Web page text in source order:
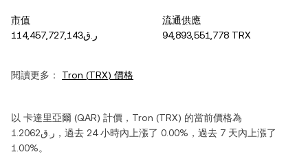
市值
ر.ق114,457,727,143
流通供應
94,893,551,778 TRX
閱讀更多： Tron (TRX) 價格
以 卡達里亞爾 (QAR) 計價， Tron (TRX) 的當前價格為
ر.ق1.2062 ，過去 24 小時內 上漲了 0.00% ，過去 7 天內 上漲了
1.00%。